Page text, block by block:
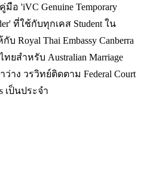
อ 'iVC Genuine Temporary
ที่ใช้กับทุกเคส Student ใน
Royal Thai Embassy Canberra
ยสำหรับ Australian Marriage
าว่าง วรวิทย์ติดตาม Federal Court
เป็นประจำ